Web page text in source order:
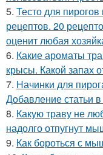
5. Тесто для
рецептов. 20
оценит любая
6. Какие ароматы
крысы. Какой запах
7. Начинки для
Добавление статьи
8. Какую траву не
надолго отпугнут
9. Как бороться с